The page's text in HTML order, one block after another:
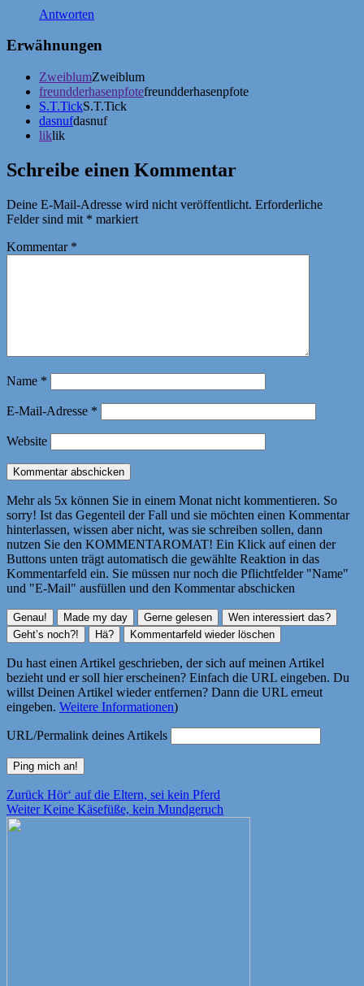
Antworten
Erwähnungen
ZweiblumZweiblum
freundderhasenpfotefreundderhasenpfote
S.T.TickS.T.Tick
dasnufdasnuf
liklik
Schreibe einen Kommentar
Deine E-Mail-Adresse wird nicht veröffentlicht. Erforderliche
Felder sind mit * markiert
Kommentar *
Name *
E-Mail-Adresse *
Website
Mehr als 5x können Sie in einem Monat nicht kommentieren. So
sorry! Ist das Gegenteil der Fall und sie möchten einen Kommentar
hinterlassen, wissen aber nicht, was sie schreiben sollen, dann
nutzen Sie den KOMMENTAROMAT! Ein Klick auf einen der
Buttons unten trägt automatisch die gewählte Reaktion in das
Kommentarfeld ein. Sie müssen nur noch die Pflichtfelder "Name"
und "E-Mail" ausfüllen und den Kommentar abschicken
Du hast einen Artikel geschrieben, der sich auf meinen Artikel
bezieht und er soll hier erscheinen? Einfach die URL eingeben. Du
willst Deinen Artikel wieder entfernen? Dann die URL erneut
eingeben. Weitere Informationen)
URL/Permalink deines Artikels
Beitragsnavigation
Zurück Vorheriger
Beitrag:
Hör‘ auf die Eltern, sei kein Pferd
Weiter Nächster
Keine Käsefüße, kein Mundgeruch